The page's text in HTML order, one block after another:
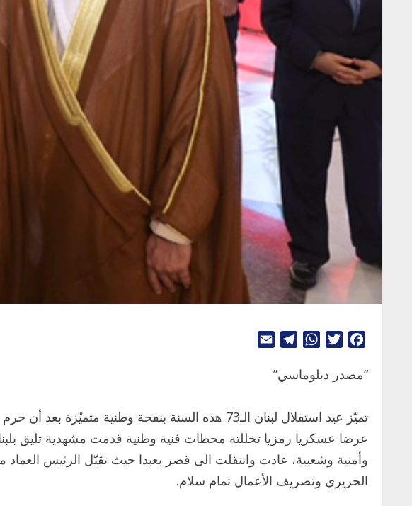
Facebook
Twitter
WhatsApp
Telegram
“مصدر دبلوماسي”
عرضا عسكريا رمزيا تخللته محطات فنية وطنية قدمت مشهدية تليق
وأمنية وشعبية، عادت وانتقلت الى قصر بعبدا حيث تقبّل الرئيس
الحريري وتصريف الأعمال تمام سلام.